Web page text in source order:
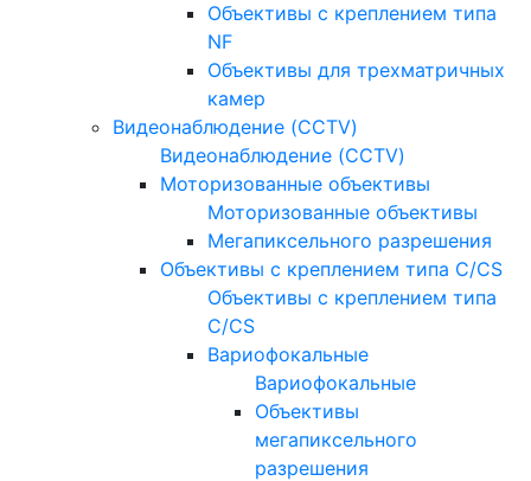
Объективы с креплением типа
NF
Объективы для трехматричных
камер
Видеонаблюдение (CCTV)
Видеонаблюдение (CCTV)
Моторизованные объективы
Моторизованные объективы
Мегапиксельного разрешения
Объективы с креплением типа C/CS
Объективы с креплением типа
C/CS
Вариофокальные
Вариофокальные
Объективы
мегапиксельного
разрешения